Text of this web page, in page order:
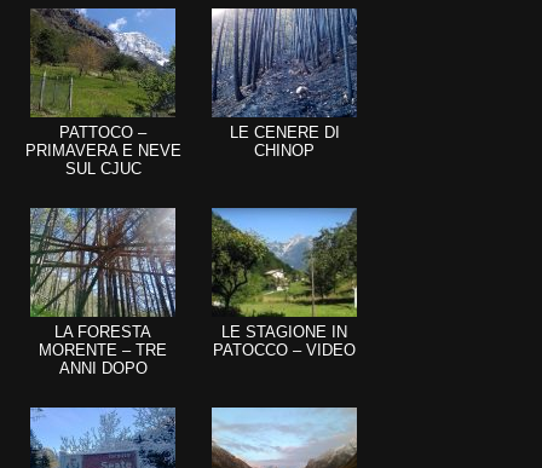
PATTOCO –
PRIMAVERA E NEVE
SUL CJUC
LE CENERE DI
CHINOP
LA FORESTA
MORENTE – TRE
ANNI DOPO
LE STAGIONE IN
PATOCCO – VIDEO